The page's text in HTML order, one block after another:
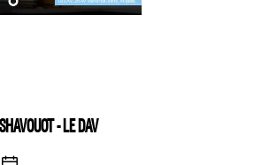
SHAVOUOT - LE DAV